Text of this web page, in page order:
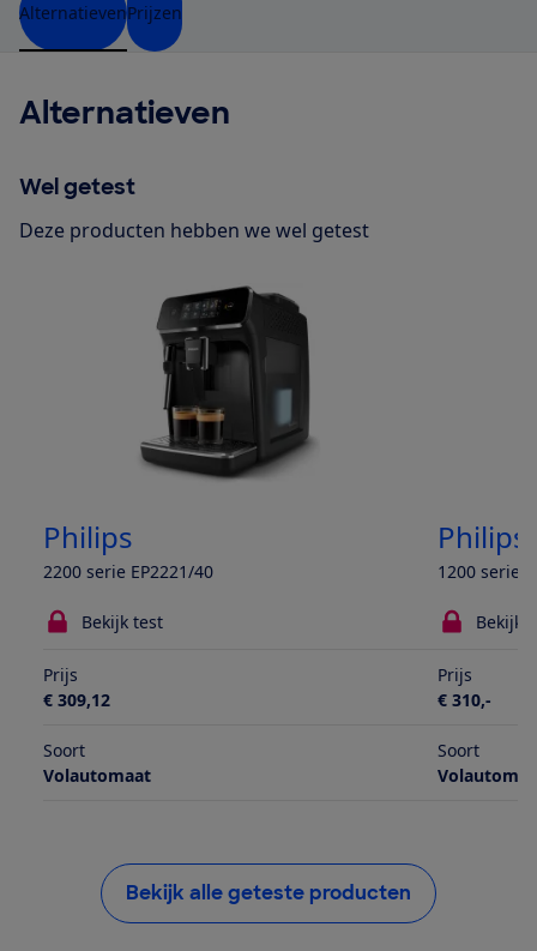
AlternatievenPrijzen
Alternatieven
Wel getest
Deze producten hebben we wel getest
Philips
2200 serie EP2221/40
Philips
1200 serie
Bekijk test Bekijk
Prijs
€ 309,12
Prijs
€ 310,-
Soort
Volautomaat
Soort
Bekijk alle geteste producten